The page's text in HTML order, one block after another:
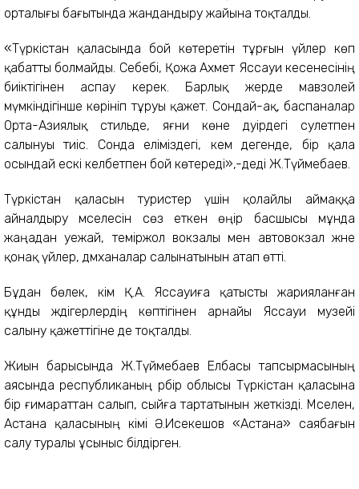
орталығы бағытында жандандыру жайына тоқталды.
«Түркістан қаласында бой көтеретін тұрғын үйлер көп
қабатты болмайды. Себебі, Қожа Ахмет Яссауи кесенесінің
биіктігінен аспау керек. Барлық жерде мавзолей
мүмкіндігінше көрініп тұруы қажет. Сондай-ақ, баспаналар
Орта-Азиялық стильде, яғни көне дәуірдегі сәулетпен
салынуы тиіс. Сонда еліміздегі, кем дегенде, бір қала
осындай ескі келбетпен бой көтереді»,-деді Ж.Түймебаев.
Түркістан қаласын туристер үшін қолайлы аймаққа
айналдыру мәселесін сөз еткен өңір басшысы мұнда
жаңадан әуежай, теміржол вокзалы мен автовокзал және
қонақ үйлер, дәмханалар салынатынын атап өтті.
Бұдан бөлек, әкім Қ.А. Яссауиға қатысты жарияланған
құнды жәдігерлердің көптігінен арнайы Яссауи музейі
салыну қажеттігіне де тоқталды.
Жиын барысында Ж.Түймебаев Елбасы тапсырмасының
аясында республиканың әрбір облысы Түркістан қаласына
бір ғимараттан салып, сыйға тартатынын жеткізді. Мәселен,
Астана қаласының әкімі Ә.Исекешов «Астана» саябағын
салу туралы ұсыныс білдірген.